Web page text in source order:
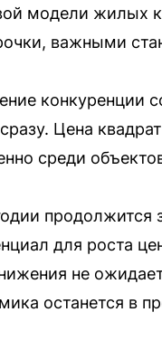
модели жилых
важными
конкуренции
Цена
среди
для роста
не
останется в